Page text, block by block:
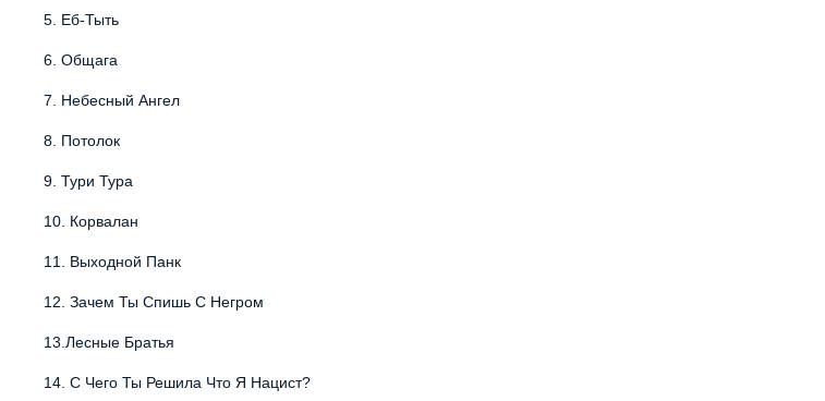
5. Еб-Тыть
6. Общага
7. Небесный Ангел
8. Потолок
9. Тури Тура
10. Корвалан
11. Выходной Панк
12. Зачем Ты Спишь С Негром
13. Лесные Братья
14. С Чего Ты Решила Что Я Нацист?